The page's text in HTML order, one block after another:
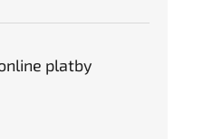
platby